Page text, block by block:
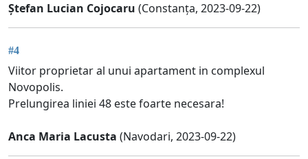
Ștefan Lucian Cojocaru (Constanța, 2023-09-22)
#4
Viitor proprietar al unui apartament in complexul
Novopolis.
Prelungirea liniei 48 este foarte necesara!
Anca Maria Lacusta (Navodari, 2023-09-22)